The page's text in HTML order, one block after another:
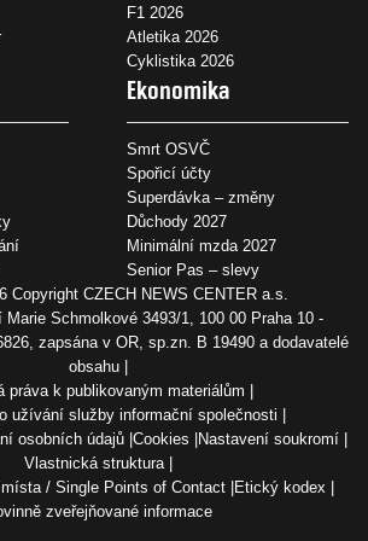
F1 2026
Atletika 2026
Cyklistika 2026
Ekonomika
Smrt OSVČ
Spořicí účty
Superdávka – změny
Důchody 2027
Minimální mzda 2027
Senior Pas – slevy
Copyright CZECH NEWS CENTER a.s.
Schmolkové 3493/1, 100 00 Praha 10 -
zapsána v OR, sp.zn. B 19490 a dodavatelé
obsahu
práva k publikovaným materiálům
užívání služby informační společnosti
osobních údajů Cookies Nastavení soukromí
Vlastnická struktura
/ Single Points of Contact Etický kodex
zveřejňované informace